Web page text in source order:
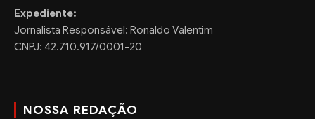
Expediente:
Jornalista Responsável: Ronaldo Valentim
CNPJ: 42.710.917/0001-20
NOSSA REDAÇÃO